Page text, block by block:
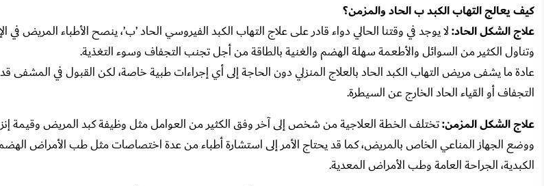
كيف يعالج التهاب الكبد ب الحاد والمزمن؟
علاج الشكل الحاد:لا يوجد في وقتنا الحالي دواء قادر على علاج التهاب الكبد الفيروسي الحاد ’ب’، ينصح الأطباء المريض في
وتناول الكثير من السوائل والأطعمة سهلة الهضم والغنية بالطاقة من أجل تجنب التجفاف وسوء التغذية.
عادة ما يشفى مريض التهاب الكبد الحاد بالعلاج المنزلي دون الحاجة إلى أي إجراءات طبية خاصة، لكن القبول في
التجفاف أو القياء الحاد الخارج عن السيطرة.
علاج الشكل المزمن:تختلف الخطة العلاجية من شخص إلى آخر وفق الكثير من العوامل مثل وظيفة كبد المريض وقيمة
ووضع الجهاز المناعي الخاص بالمريض، كما قد يحتاج الأمر إلى استشارة أطباء من عدة اختصاصات مثل طب الأمراض
الكبدية، الجراحة العامة وطب الأمراض المعدية.